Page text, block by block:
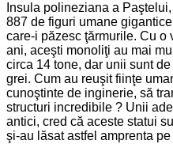
Insula polineziana a
887 de figuri umane
care-i păzesc ţărmurile. Cu o
ani, aceşti monoliţi au mai
circa 14 tone, dar unii sunt
grei. Cum au reuşit fiinţe
cunoştinte de inginerie, să
structuri incredibile ? Unii
antici, cred că aceste statui
şi-au lăsat astfel amprenta